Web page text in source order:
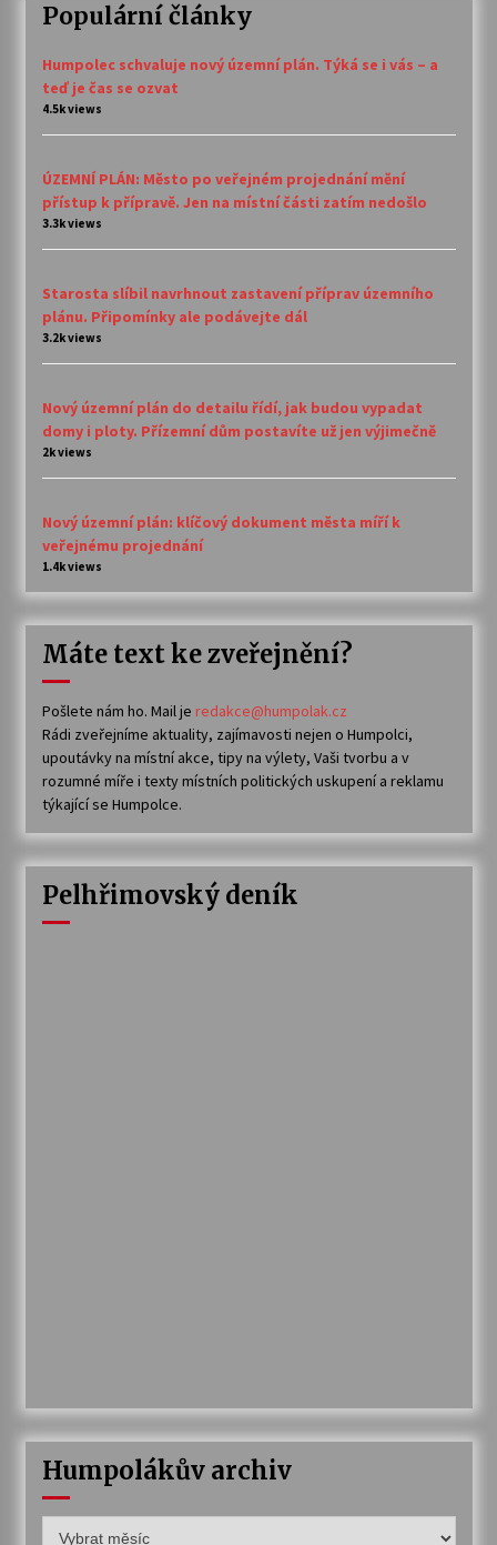
Populární články
Humpolec schvaluje nový územní plán. Týká se i vás – a
teď je čas se ozvat
4.5k views
ÚZEMNÍ PLÁN: Město po veřejném projednání mění
přístup k přípravě. Jen na místní části zatím nedošlo
3.3k views
Starosta slíbil navrhnout zastavení příprav územního
plánu. Připomínky ale podávejte dál
3.2k views
Nový územní plán do detailu řídí, jak budou vypadat
domy i ploty. Přízemní dům postavíte už jen výjimečně
2k views
Nový územní plán: klíčový dokument města míří k
veřejnému projednání
1.4k views
Máte text ke zveřejnění?
Pošlete nám ho. Mail je redakce@humpolak.cz
Rádi zveřejníme aktuality, zajímavosti nejen o Humpolci,
upoutávky na místní akce, tipy na výlety, Vaši tvorbu a v
rozumné míře i texty místních politických uskupení a reklamu
týkající se Humpolce.
Pelhřimovský deník
Humpolákův archiv